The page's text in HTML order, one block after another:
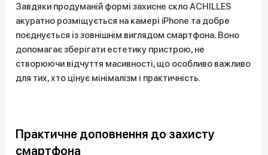
Завдяки продуманій формі захисне скло ACHILLES
акуратно розміщується на камері iPhone та добре
поєднується із зовнішнім виглядом смартфона. Воно
допомагає зберігати естетику пристрою, не
створюючи відчуття масивності, що особливо важливо
для тих, хто цінує мінімалізм і практичність.
Практичне доповнення до захисту
смартфона